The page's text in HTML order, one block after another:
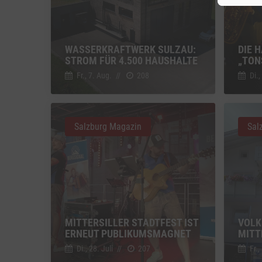
WASSERKRAFTWERK SULZAU:
STROM FÜR 4.500 HAUSHALTE
Fr., 7. Aug.
DIE
Di.,
MITTERSILLER STADTFEST IST
ERNEUT PUBLIKUMSMAGNET
Di., 28. Juli // 207
Salzburg Magazin
Vimeo
Vimeo